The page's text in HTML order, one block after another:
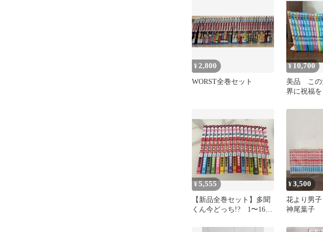
¥ 2,800
WORST全巻セット
¥ 10,700
美品 この
界に祝福を
¥5,555
【新品全巻セット】多聞
くん今どっち!? 1〜16巻
¥3,500
花より男
神尾葉子